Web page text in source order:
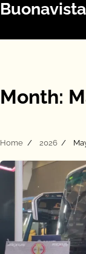
Skip
Buonavista
Month:
Home 2026